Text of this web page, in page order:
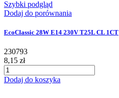
Szybki podgląd
Dodaj do porównania
EcoClassic 28W E14 230V T25L CL 1CT
230793
8,15 zł
Dodaj do koszyka